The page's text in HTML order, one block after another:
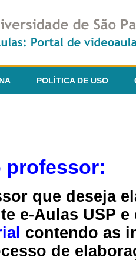
POLÍTICA DE USO
professor:
que deseja
e-Aulas USP
contendo as
de